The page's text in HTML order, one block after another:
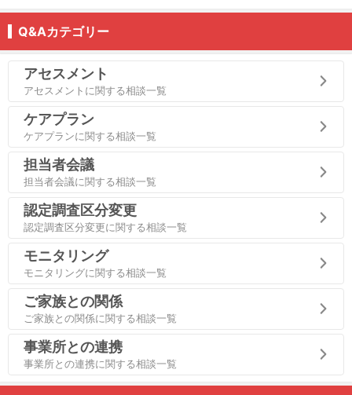
Q&Aカテゴリー
アセスメント
アセスメントに関する相談一覧
ケアプラン
ケアプランに関する相談一覧
担当者会議
担当者会議に関する相談一覧
認定調査区分変更
認定調査区分変更に関する相談一覧
モニタリング
モニタリングに関する相談一覧
ご家族との関係
ご家族との関係に関する相談一覧
事業所との連携
事業所との連携に関する相談一覧